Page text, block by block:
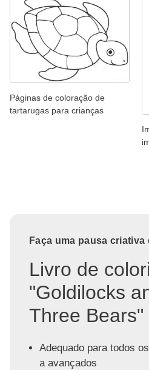
Páginas de coloração de
tartarugas para crianças
Faça uma pausa criativa
Livro de
"Goldilocks
Three Bears"
Adequado para todos
a avançados